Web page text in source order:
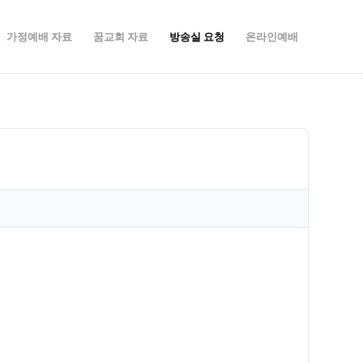
가정예배 자료 꿈교회 자료 방송실 요청 온라인예배